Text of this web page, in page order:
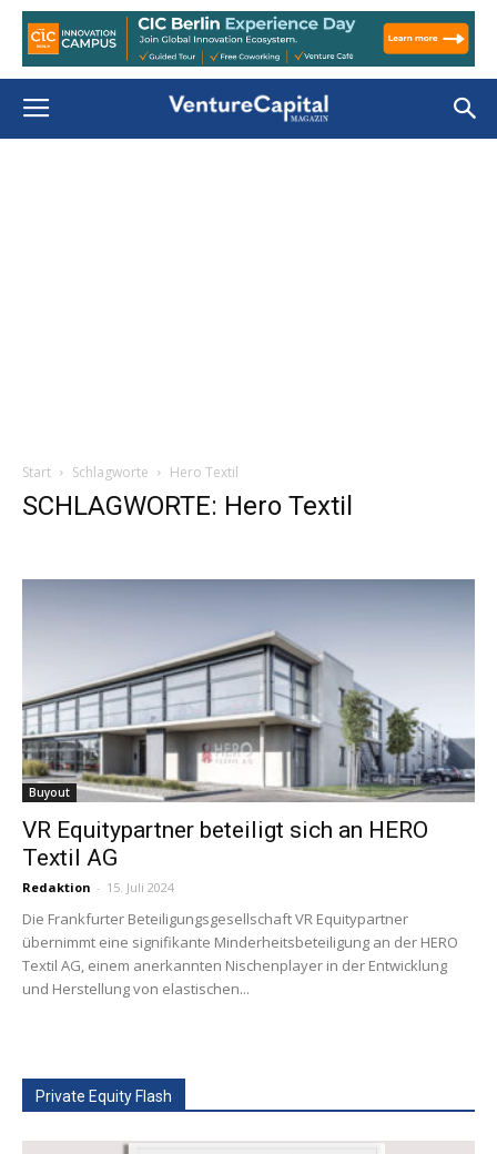
Start Schlagworte Hero Textil
SCHLAGWORTE: Hero Textil
Buyout
VR Equitypartner beteiligt sich an HERO
Textil AG
Redaktion - 15. Juli 2024
Die Frankfurter Beteiligungsgesellschaft VR Equitypartner
übernimmt eine signifikante Minderheitsbeteiligung an der HERO
Textil AG, einem anerkannten Nischenplayer in der Entwicklung
und Herstellung von elastischen...
Private Equity Flash